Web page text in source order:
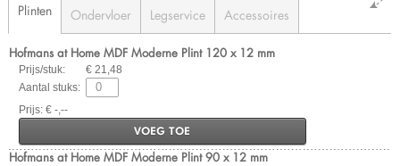
Plinten Ondervloer Legservice Accessoires
Hofmans at Home MDF Moderne Plint 120 x 12 mm
Prijs/stuk:
€ 21,48
Aantal stuks:
Prijs: € -,--
VOEG TOE
Hofmans at Home MDF Moderne Plint 90 x 12 mm